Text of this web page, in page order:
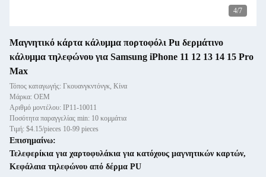
5/7
Μαγνητικό κάρτα κάλυμμα πορτοφόλι Pu δερμάτινο
κάλυμμα τηλεφώνου για Samsung iPhone 11 12 13 14 15 Pro
Max
Τόπος καταγωγής: Γκουανγκντόνγκ, Κίνα
Μάρκα: OEM
Αριθμό μοντέλου: IP11-10011
Ποσότητα παραγγελίας min: 10 κομμάτια
Τιμή: $4.15/pieces 10-99 pieces
Επισημαίνω:
Τελεφερίκια για χαρτοφυλάκια για κατόχους μαγνητικών καρτών,
Κεφάλαια τηλεφώνου από δέρμα PU